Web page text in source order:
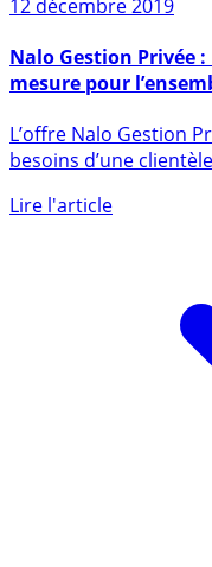
12 décembre 2019
mesure pour
patrimoniales,
besoins d’une